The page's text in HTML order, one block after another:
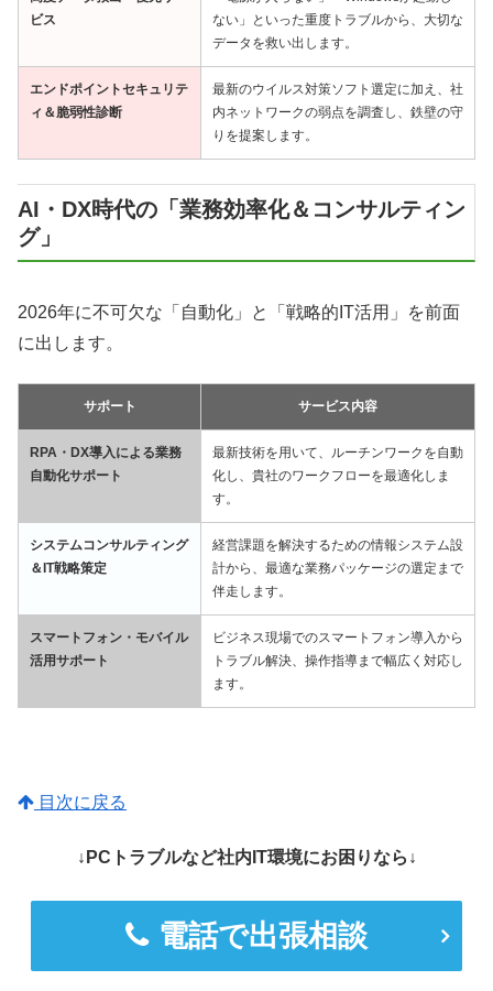
ビス
ない」といった重度トラブルから、大切な
データを救い出します。
エンドポイントセキュリテ
ィ＆脆弱性診断
最新のウイルス対策ソフト選定に加え、社
内ネットワークの弱点を調査し、鉄壁の守
りを提案します。
AI・DX時代の「業務効率化＆コンサルティン
グ」
2026年に不可欠な「自動化」と「戦略的IT活用」を前面
に出します。
サポート サービス内容
RPA・DX導入による業務
自動化サポート
最新技術を用いて、ルーチンワークを自動
化し、貴社のワークフローを最適化しま
す。
システムコンサルティング
＆IT戦略策定
経営課題を解決するための情報システム設
計から、最適な業務パッケージの選定まで
伴走します。
スマートフォン・モバイル
活用サポート
ビジネス現場でのスマートフォン導入から
トラブル解決、操作指導まで幅広く対応し
ます。
目次に戻る
↓PCトラブルなど社内IT環境にお困りなら↓
電話で出張相談